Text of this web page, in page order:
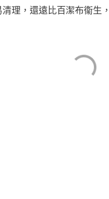
理，還遠比百潔布衞生